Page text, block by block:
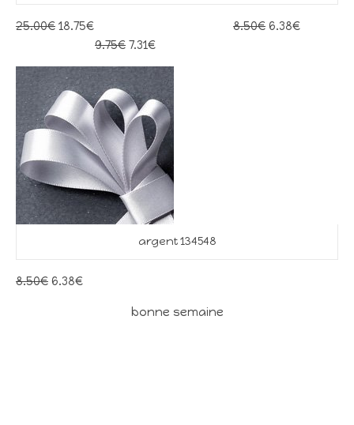
25.00€ 18.75€ 8.50€ 6.38€
9.75€ 7.31€
argent 134548
8.50€ 6.38€
bonne semaine